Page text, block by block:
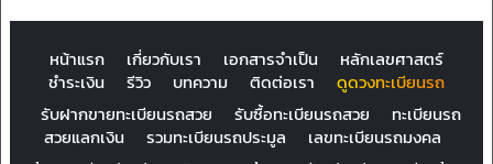
หน้าแรก เกี่ยวกับเรา เอกสารจำเป็น
หลักเลขศาสตร์
ชำระเงิน
รีวิว บทความ ติดต่อเรา
ดูดวงทะเบียนรถ
รับฝากขายทะเบียนรถสวย
รับซื้อทะเบียนรถสวย
ทะเบียนรถ
สวยแลกเงิน
รวมทะเบียนรถประมูล
เลขทะเบียนรถมงคล